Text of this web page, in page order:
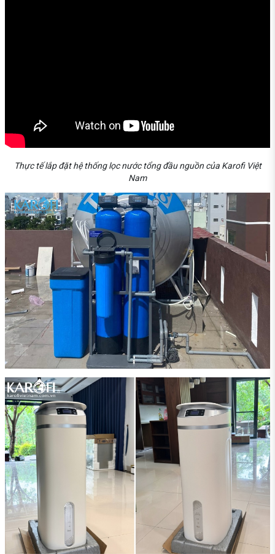
Thực tế lắp đặt hệ thống lọc nước tổng đầu nguồn của Karofi Việt
Nam